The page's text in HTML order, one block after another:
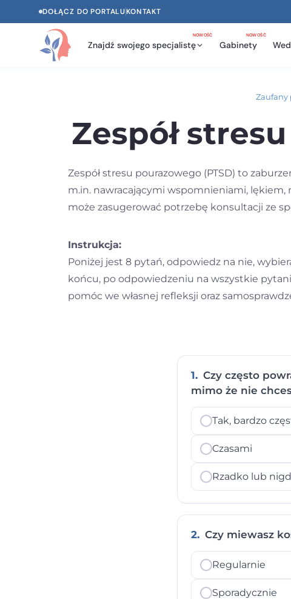
DOŁĄCZ DO PORTALUKONTAKT
Znajdź swojego specjalistę
NOWOŚĆ
Gabinety
NOWOŚĆ
Zaufany
Zespół
Zespół stresu pourazowego (PTSD) to
m.in. nawracającymi wspomnieniami,
może zasugerować potrzebę konsultacji ze
Instrukcja:
Poniżej jest 8 pytań, odpowiedz na nie,
końcu, po odpowiedzeniu na wszystkie
pomóc we własnej refleksji oraz
1. Czy często
mimo że nie
Tak, bardzo
Czasami
Rzadko lub
2. Czy miewasz
Regularnie
Sporadycznie